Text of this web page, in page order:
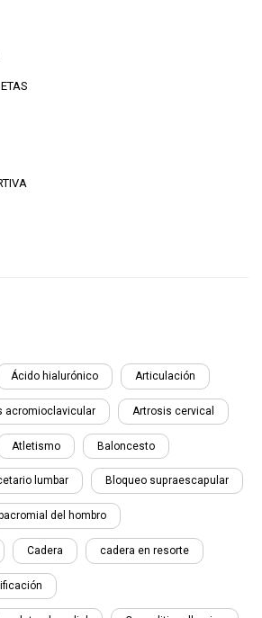
Ácido hialurónico Articulación
acromioclavicular Artrosis cervical
Atletismo Baloncesto
lumbar Bloqueo supraescapular
del hombro
Cadera cadera en resorte